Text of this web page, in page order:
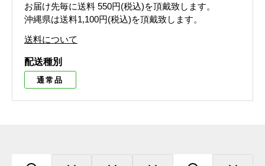
お届け先毎に送料 550円(税込)を頂戴致します。
沖縄県は送料1,100円(税込)を頂戴致します。
送料について
配送種別
通常品